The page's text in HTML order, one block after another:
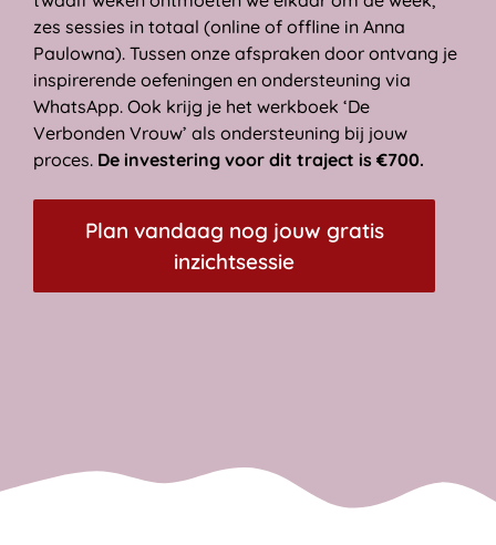
zes sessies in totaal (online of offline in Anna
Paulowna). Tussen onze afspraken door ontvang je
inspirerende oefeningen en ondersteuning via
WhatsApp. Ook krijg je het werkboek ‘De
Verbonden Vrouw’ als ondersteuning bij jouw
proces. De investering voor dit traject is €700.
Plan vandaag nog jouw gratis
inzichtsessie